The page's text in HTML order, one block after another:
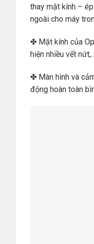
thay mặt kính –
ngoài cho máy
✤ Mặt kính của
hiện nhiều vết
✤ Màn hình và
động hoàn toàn